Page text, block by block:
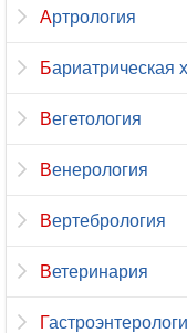
Артрология
Бариатрическая
Вегетология
Венерология
Вертебрология
Ветеринария